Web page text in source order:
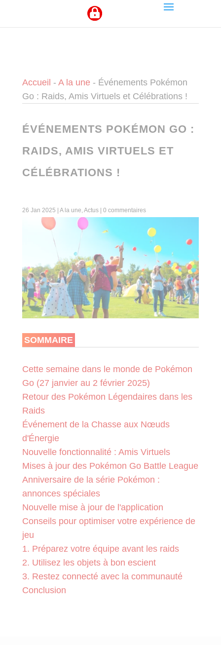
Accueil - A la une - Événements Pokémon
Go : Raids, Amis Virtuels et Célébrations !
ÉVÉNEMENTS POKÉMON GO :
RAIDS, AMIS VIRTUELS ET
CÉLÉBRATIONS !
26 Jan 2025 A la une, Actus| 0 commentaires
SOMMAIRE
Cette semaine dans le monde de Pokémon
Go (27 janvier au 2 février 2025)
Retour des Pokémon Légendaires dans les
Raids
Événement de la Chasse aux Nœuds
d'Énergie
Nouvelle fonctionnalité : Amis Virtuels
Mises à jour des Pokémon Go Battle League
Anniversaire de la série Pokémon :
annonces spéciales
Nouvelle mise à jour de l'application
Conseils pour optimiser votre expérience de
jeu
1. Préparez votre équipe avant les raids
2. Utilisez les objets à bon escient
3. Restez connecté avec la communauté
Conclusion
Panneau de gestion des cookies